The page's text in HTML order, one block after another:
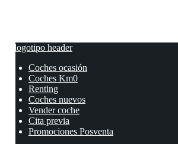
Coches ocasión
Coches Km0
Renting
Coches nuevos
Vender coche
Cita previa
Promociones Posventa